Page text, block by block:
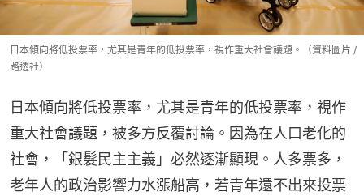
日本傾向將低投票率，尤其是青年的低投票率，視作重大社會議題。（資料圖片 /
路透社）
日本傾向將低投票率，尤其是青年的低投票率，視作
重大社會議題，被多方反覆討論。因為在人口老化的
社會，「銀髮民主主義」必然逐漸顯現。人多票多，
老年人的政治影響力水漲船高，若青年還不出來投票